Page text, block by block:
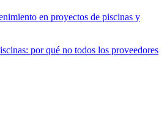
en proyectos de piscinas y
por qué no todos los proveedores